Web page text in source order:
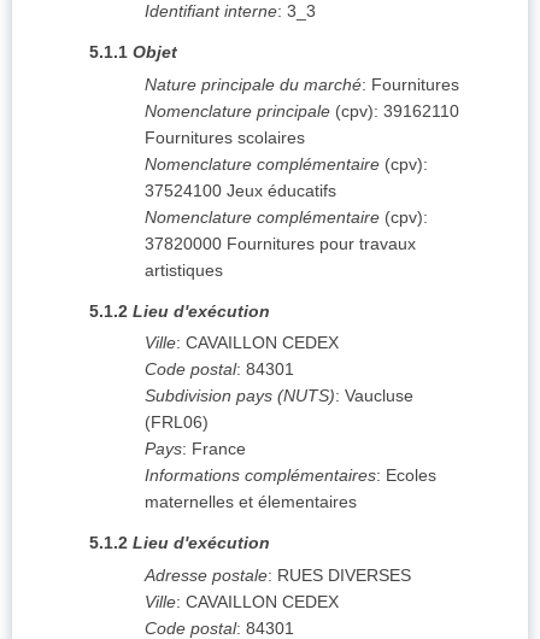
Identifiant interne: 3_3
5.1.1 Objet
Nature principale du marché: Fournitures
Nomenclature principale (cpv): 39162110
Fournitures scolaires
Nomenclature complémentaire (cpv):
37524100 Jeux éducatifs
Nomenclature complémentaire (cpv):
37820000 Fournitures pour travaux
artistiques
5.1.2 Lieu d'exécution
Ville: CAVAILLON CEDEX
Code postal: 84301
Subdivision pays (NUTS): Vaucluse
(FRL06)
Pays: France
Informations complémentaires: Ecoles
maternelles et élementaires
5.1.2 Lieu d'exécution
Adresse postale: RUES DIVERSES
Ville: CAVAILLON CEDEX
Code postal: 84301